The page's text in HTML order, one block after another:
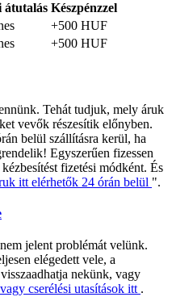
átutalás Készpénzzel
+500 HUF
+500 HUF
Tehát tudjuk, mely áruk
vevők részesítik előnyben.
belül szállításra kerül, ha
Egyszerűen fizessen
fizetési módként. És
itt elérhetők 24 órán belül ".
jelent problémát velünk.
elégedett vele, a
nekünk, vagy
cserélési utasítások itt .